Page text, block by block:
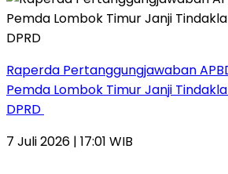
Raperda Pertanggungjawaban
Pemda Lombok Timur Janji
DPRD
7 Juli 2026 | 17:01 WIB